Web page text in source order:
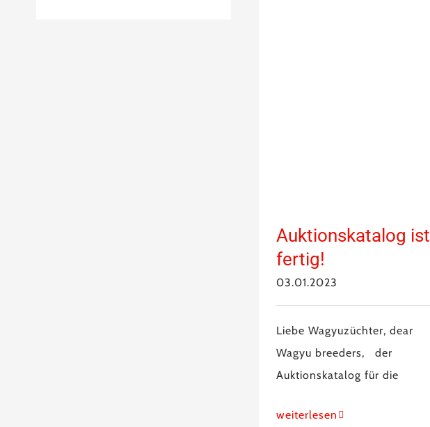
Auktionskatalog ist
fertig!
03.01.2023
Liebe Wagyuzüchter, dear
Wagyu breeders, der
Auktionskatalog für die
weiterlesen